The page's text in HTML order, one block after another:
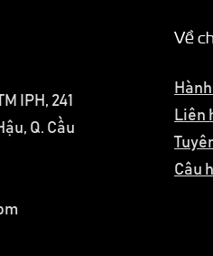
IPH, 241
Q. Cầu
Về
Liên
Câu